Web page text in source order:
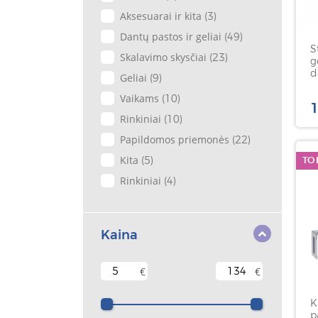
Aksesuarai ir kita (3)
Dantų pastos ir geliai (49)
Skalavimo skysčiai (23)
Geliai (9)
Vaikams (10)
Rinkiniai (10)
Papildomos priemonės (22)
Kita (5)
Rinkiniai (4)
Kaina
€ €